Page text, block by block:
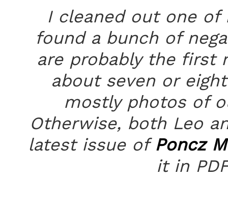
I cleaned out one of
found a bunch of
are probably the first
about seven or
mostly photos of
Otherwise, both Leo
latest issue of Poncz
it in